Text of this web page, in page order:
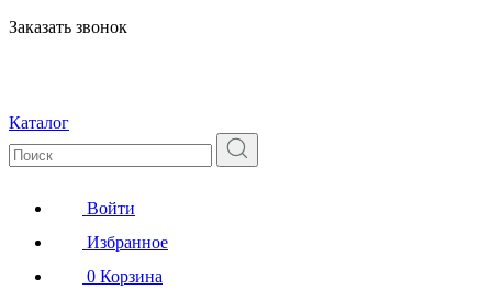
Заказать звонок
Каталог
Войти
Избранное
0 Корзина